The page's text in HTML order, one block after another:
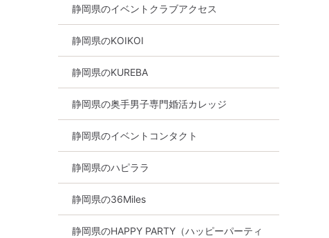
静岡県のイベントクラブアクセス
静岡県のKOIKOI
静岡県のKUREBA
静岡県の奥手男子専門婚活カレッジ
静岡県のイベントコンタクト
静岡県のハピララ
静岡県の36Miles
静岡県のHAPPY PARTY（ハッピーパーティ